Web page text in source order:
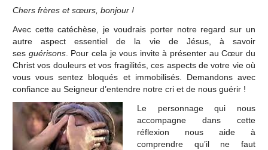
Chers frères et sœurs, bonjour !
Avec cette catéchèse, je voudrais porter notre regard sur un
autre aspect essentiel de la vie de Jésus, à savoir
ses guérisons. Pour cela je vous invite à présenter au Cœur du
Christ vos douleurs et vos fragilités, ces aspects de votre vie où
vous vous sentez bloqués et immobilisés. Demandons avec
confiance au Seigneur d’entendre notre cri et de nous guérir !
Le personnage qui nous
accompagne dans cette
réflexion nous aide à
comprendre qu’il ne faut